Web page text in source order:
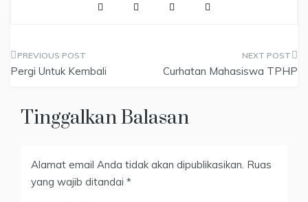
Navigasi
Pergi Untuk Kembali Curhatan Mahasiswa TPHP
Tinggalkan Balasan
Alamat email Anda tidak akan dipublikasikan. Ruas
yang wajib ditandai *